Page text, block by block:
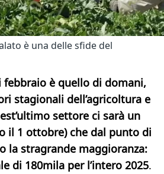
è una delle sfide del
febbraio è quello di domani,
stagionali dell’agricoltura e
settore ci sarà un
il 1 ottobre) che dal punto di
la stragrande maggioranza:
di 180mila per l’intero 2025.